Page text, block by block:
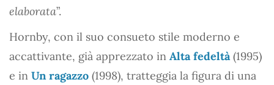
elaborata”.
Hornby, con il suo consueto stile moderno e
accattivante, già apprezzato in Alta fedeltà(1995)
e in Un ragazzo (1998), tratteggia la figura di una